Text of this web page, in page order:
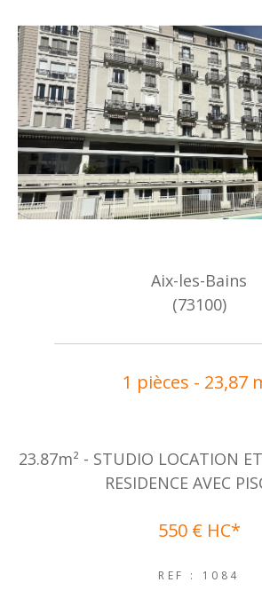
Aix-les-Bains
(73100)
1 pièces - 23,87
23.87m² - STUDIO LOCATION
RESIDENCE AVEC
550 € HC*
REF : 1084